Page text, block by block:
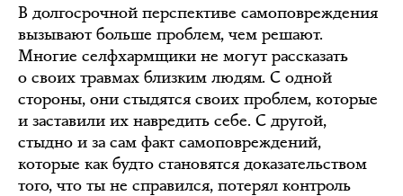
В долгосрочной перспективе самоповреждения
вызывают больше проблем, чем решают.
Многие селфхармщики не могут рассказать
о своих травмах близким людям. С одной
стороны, они стыдятся своих проблем, которые
и заставили их навредить себе. С другой,
стыдно и за сам факт самоповреждений,
которые как будто становятся доказательством
того, что ты не справился, потерял контроль